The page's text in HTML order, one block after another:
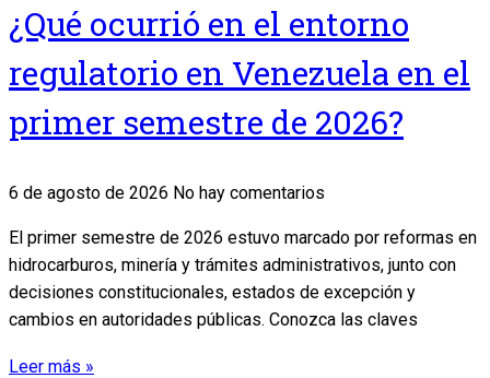
¿Qué ocurrió en el entorno
regulatorio en Venezuela en el
primer semestre de 2026?
6 de agosto de 2026 No hay comentarios
El primer semestre de 2026 estuvo marcado por reformas en
hidrocarburos, minería y trámites administrativos, junto con
decisiones constitucionales, estados de excepción y
cambios en autoridades públicas. Conozca las claves
Leer más »